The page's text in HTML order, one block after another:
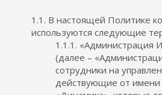
1.1. В настоящей Политике
используются следующие
1.1.1. «Администрация
(далее –
сотрудники на
действующие от